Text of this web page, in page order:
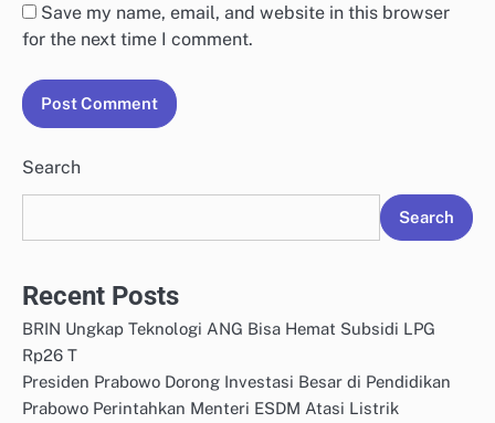
Save my name, email, and website in this browser
for the next time I comment.
Search
Search
Recent Posts
BRIN Ungkap Teknologi ANG Bisa Hemat Subsidi LPG
Rp26 T
Presiden Prabowo Dorong Investasi Besar di Pendidikan
Prabowo Perintahkan Menteri ESDM Atasi Listrik